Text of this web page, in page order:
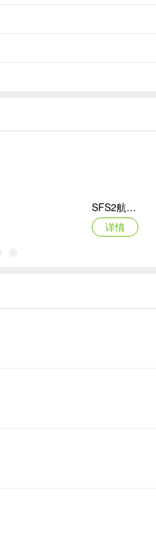
字错误慢慢过渡到语义双关，
关。还有提示系统，不会让你
SFS2航天模拟器手机版
详情
猫咪疗愈所